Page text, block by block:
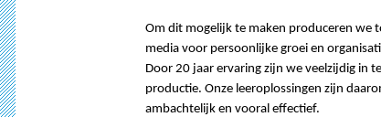
Om dit mogelijk te maken produceren we
media voor persoonlijke groei en
Door 20 jaar ervaring zijn we veelzijdig in
productie. Onze leeroplossingen zijn
ambachtelijk en vooral effectief.